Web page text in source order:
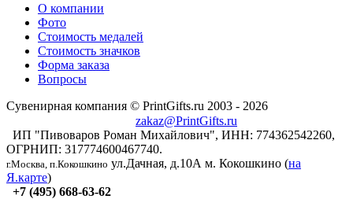
О компании
Фото
Стоимость медалей
Стоимость значков
Форма заказа
Вопросы
Сувенирная компания © PrintGifts.ru 2003 - 2026
zakaz@PrintGifts.ru
ИП "Пивоваров Роман Михайлович", ИНН: 774362542260,
ОГРНИП: 317774600467740.
г.Москва, п.Кокошкино ул.Дачная, д.10А м. Кокошкино (на
Я.карте)
+7 (495) 668-63-62